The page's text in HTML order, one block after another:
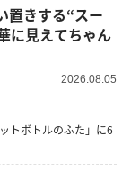
置きする“スー
に見えてちゃん
2026.08.05
トボトルのふた」に6